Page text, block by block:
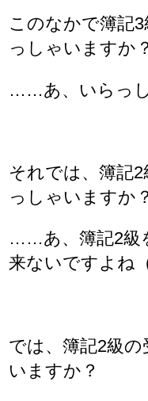
このなかで簿記
っしゃいますか？
……あ、いらっし
それでは、簿記
っしゃいますか？
……あ、簿記2級
来ないですよね
では、簿記2級
いますか？